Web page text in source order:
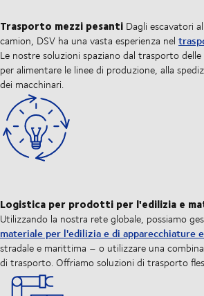
Trasporto mezzi pesanti Dagli escavatori
camion, DSV ha una vasta esperienza nel
Le nostre soluzioni spaziano dal trasporto
per alimentare le linee di produzione, alla
dei macchinari.
Logistica per prodotti per l'edilizia e
Utilizzando la nostra rete globale, possiamo
materiale per l'edilizia e di apparecchiature
stradale e marittima – o utilizzare una
di trasporto. Offriamo soluzioni di trasporto